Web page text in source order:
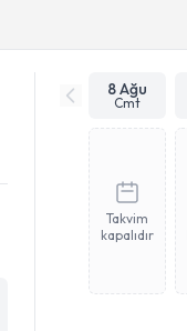
8 Ağu
Cmt
Takvim
kapalıdır